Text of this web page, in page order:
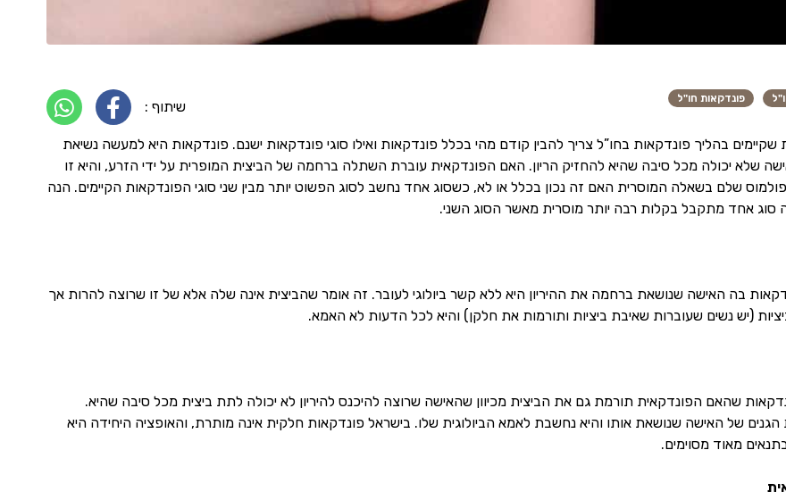
פונדקאות חו"ל שיתוף :
שקיימים בהליך פונדקאות בחו”ל צריך להבין קודם מהי בכלל פונדקאות ואילו סוגי פונדקאות ישנם. פונדקאות היא למעשה נשיאת
שלא יכולה מכל סיבה שהיא להחזיק הריון. האם הפונדקאית עוברת השתלה ברחמה של הביצית המופרית על ידי הזרע, והיא זו
שלם בשאלה המוסרית האם זה נכון בכלל או לא, כשסוג אחד נחשב לסוג הפשוט יותר מבין שני סוגי הפונדקאות הקיימים. הנה
סוג אחד מתקבל בקלות רבה יותר מוסרית מאשר הסוג השני.
בה האישה שנושאת ברחמה את ההיריון היא ללא קשר ביולוגי לעובר. זה אומר שהביצית אינה שלה אלא של זו שרוצה להרות אך
(יש נשים שעוברות שאיבת ביציות ותורמות את חלקן) והיא לכל הדעות לא האמא.
שהאם הפונדקאית תורמת גם את הביצית מכיוון שהאישה שרוצה להיכנס להיריון לא יכולה לתת ביצית מכל סיבה שהיא.
של האישה שנושאת אותו והיא נחשבת לאמא הביולוגית שלו. בישראל פונדקאות חלקית אינה מותרת, והאופציה היחידה היא
מאוד מסוימים.